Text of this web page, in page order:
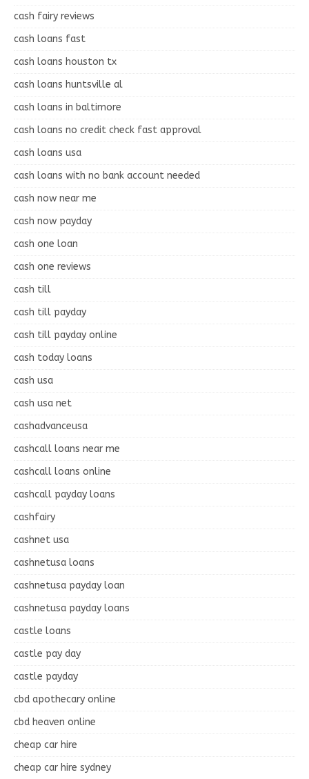
cash fairy reviews
cash loans fast
cash loans houston tx
cash loans huntsville al
cash loans in baltimore
cash loans no credit check fast approval
cash loans usa
cash loans with no bank account needed
cash now near me
cash now payday
cash one loan
cash one reviews
cash till
cash till payday
cash till payday online
cash today loans
cash usa
cash usa net
cashadvanceusa
cashcall loans near me
cashcall loans online
cashcall payday loans
cashfairy
cashnet usa
cashnetusa loans
cashnetusa payday loan
cashnetusa payday loans
castle loans
castle pay day
castle payday
cbd apothecary online
cbd heaven online
cheap car hire
cheap car hire sydney